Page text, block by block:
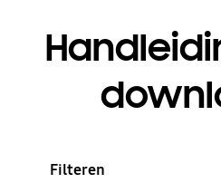
Filteren